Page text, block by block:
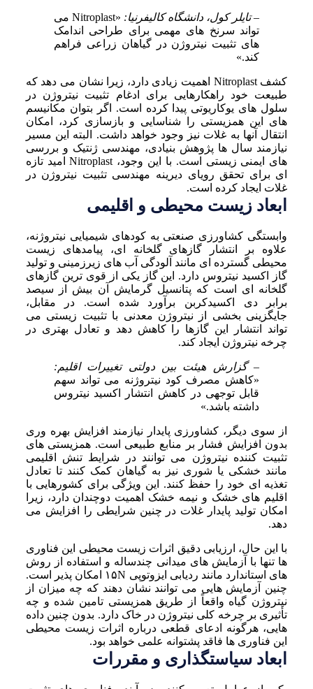
– تایلر کول، دانشگاه کالیفرنیا:
«Nitroplast می
تواند سرنخ های مهمی برای طراحی اندامک
های تثبیت نیتروژن در گیاهان زراعی فراهم
کند.»
کشف Nitroplast اهمیت زیادی دارد، زیرا نشان می دهد که
طبیعت خود راهکارهایی برای ادغام تثبیت نیتروژن در
سلول های یوکاریوتی پیدا کرده است. اگر بتوان مکانیسم
های این همزیستی را شناسایی و بازسازی کرد، امکان
انتقال آنها به غلات نیز وجود خواهد داشت. البته این مسیر
نیازمند سال ها پژوهش بنیادی، مهندسی ژنتیک و بررسی
های ایمنی زیستی است. با این وجود، Nitroplast امید تازه
ای برای تحقق رویای دیرینه مهندسی تثبیت نیتروژن در
غلات ایجاد کرده است.
ابعاد زیست محیطی و اقلیمی
وابستگی کشاورزی صنعتی به کودهای شیمیایی نیتروژنه،
علاوه بر انتشار گازهای گلخانه ای، پیامدهای زیست
محیطی گسترده ای مانند آلودگی آب های زیرزمینی و تولید
گاز اکسید نیتروس دارد. این گاز یکی از قوی ترین گازهای
گلخانه ای است که پتانسیل گرمایش آن بیش از سیصد
برابر دی اکسیدکربن برآورد شده است. در مقابل،
جایگزینی بخشی از نیتروژن معدنی با تثبیت زیستی می
تواند انتشار این گازها را کاهش دهد و تعادل بهتری در
چرخه نیتروژن ایجاد کند.
– گزارش هیئت بین دولتی تغییرات اقلیم:
«کاهش مصرف کود نیتروژنه می تواند سهم
قابل توجهی در کاهش انتشار اکسید نیتروس
داشته باشد.»
از سوی دیگر، کشاورزی پایدار نیازمند افزایش بهره وری
بدون افزایش فشار بر منابع طبیعی است. همزیستی های
تثبیت کننده نیتروژن می توانند در شرایط تنش اقلیمی
مانند خشکی یا شوری نیز به گیاهان کمک کنند تا تعادل
تغذیه ای خود را حفظ کنند. این ویژگی برای کشورهایی با
اقلیم های خشک و نیمه خشک اهمیت دوچندان دارد، زیرا
امکان تولید پایدار غلات در چنین شرایطی را افزایش می
دهد.
با این حال، ارزیابی دقیق اثرات زیست محیطی این فناوری
ها تنها با آزمایش های میدانی چندساله و استفاده از روش
های استاندارد مانند ردیابی ایزوتوپی ۱۵N امکان پذیر است.
چنین آزمایش هایی می توانند نشان دهند که چه میزان از
نیتروژن گیاه واقعاً از طریق همزیستی تامین شده و چه
تأثیری بر چرخه کلی نیتروژن در خاک دارد. بدون چنین داده
هایی، هرگونه ادعای قطعی درباره اثرات زیست محیطی
این فناوری ها فاقد پشتوانه علمی خواهد بود.
ابعاد سیاستگذاری و مقررات